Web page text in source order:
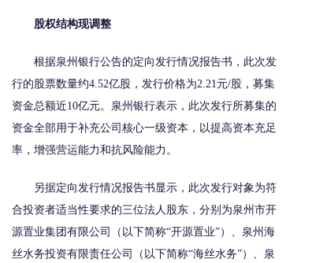
股权结构现调整
根据泉州银行公告的定向发行情况报告书，此次发
行的股票数量约4.52亿股，发行价格为2.21元/股，募集
资金总额近10亿元。泉州银行表示，此次发行所募集的
资金全部用于补充公司核心一级资本，以提高资本充足
率，增强营运能力和抗风险能力。
另据定向发行情况报告书显示，此次发行对象为符
合投资者适当性要求的三位法人股东，分别为泉州市开
源置业集团有限公司（以下简称“开源置业”）、泉州海
丝水务投资有限责任公司（以下简称“海丝水务”）、泉